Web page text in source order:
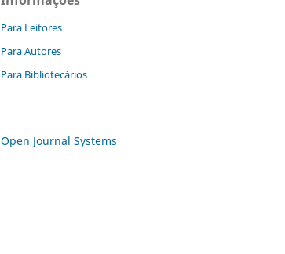
Para Leitores
Para Autores
Para Bibliotecários
Open Journal Systems